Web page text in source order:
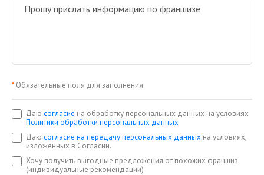
* Обязательные поля для заполнения
Даю согласие на обработку персональных данных на условиях
Политики обработки персональных данных
Даю согласие на передачу персональных данных на условиях,
изложенных в Согласии.
Хочу получить выгодные предложения от похожих франшиз
(индивидуальные рекомендации)